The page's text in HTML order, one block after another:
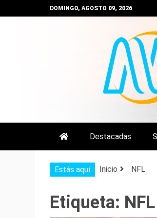
al
DOMINGO, AGOSTO 09, 2026
NOTICIAS DEL
Destacadas
Estás aquí Inicio NFL
Etiqueta: NFL